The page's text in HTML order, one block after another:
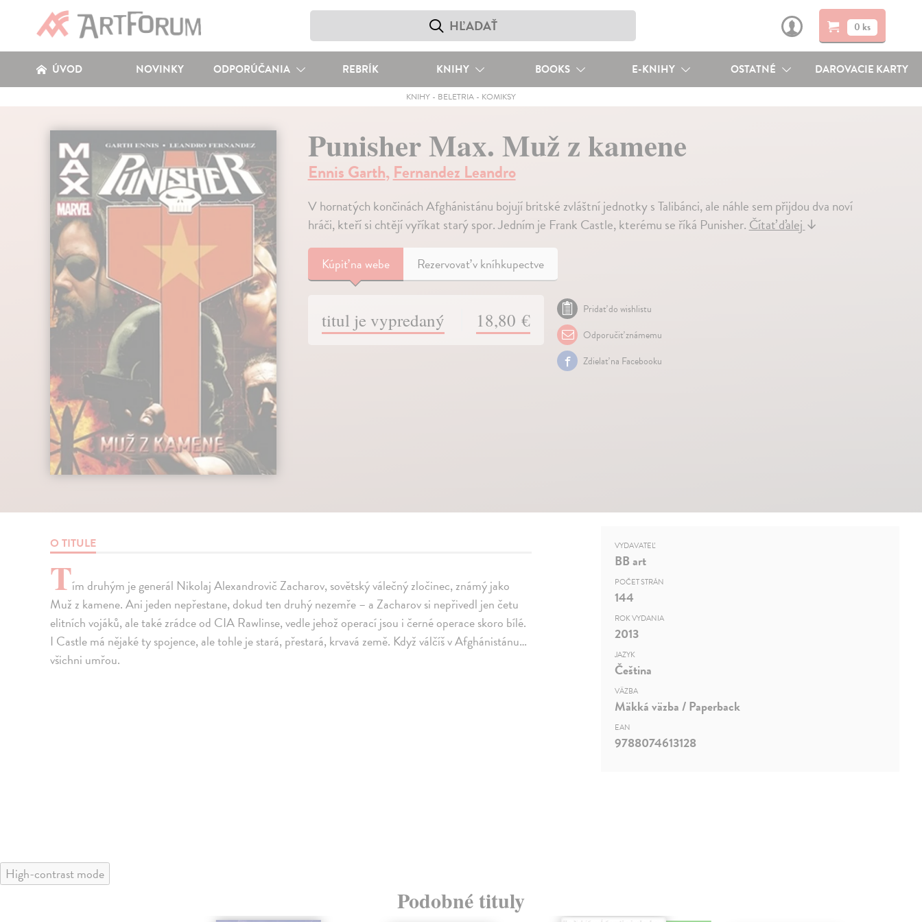
0 ks
ÚVOD NOVINKY ODPORÚČANIA REBRÍK KNIHY BOOKS E-KNIHY OSTATNÉ DAROVACIE KARTY
KNIHY- BELETRIA- KOMIKSY
Punisher Max. Muž z kamene
Ennis Garth, Fernandez Leandro
V hornatých končinách Afghánistánu bojují britské zvláštní jednotky s Talibánci, ale náhle sem přijdou dva noví
hráči, kteří si chtějí vyříkat starý spor. Jedním je Frank Castle, kterému se říká Punisher.Čítať ďalej↓
Kúpiťna webe Rezervovať v kníhkupectve
titul je vypredaný 18,80 €
Pridať do wishlistu
Odporučiť známemu
Zdielať na Facebooku
O TITULE
Tím druhým je generál Nikolaj Alexandrovič Zacharov, sovětský válečný zločinec, známý jako
Muž z kamene. Ani jeden nepřestane, dokud ten druhý nezemře – a Zacharov si nepřivedl jen četu
elitních vojáků, ale také zrádce od CIA Rawlinse, vedle jehož operací jsou i černé operace skoro bílé.
I Castle má nějaké ty spojence, ale tohle je stará, přestará, krvavá země. Když válčíš v Afghánistánu…
všichni umřou.
VYDAVATEĽ
BB art
POČET STRÁN
144
ROK VYDANIA
2013
JAZYK
Čeština
VÄZBA
Mäkká väzba / Paperback
EAN
9788074613128
High-contrast mode
Podobné tituly